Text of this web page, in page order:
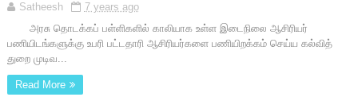
Satheesh
7 years ago
அரசு தொடக்கப் பள்ளிகளில் காலியாக உள்ள இடைநிலை ஆசிரியர்
பணியிடங்களுக்கு உபரி பட்டதாரி ஆசிரியர்களை பணியிறக்கம் செய்ய கல்வித்
துறை முடிவ...
Read More